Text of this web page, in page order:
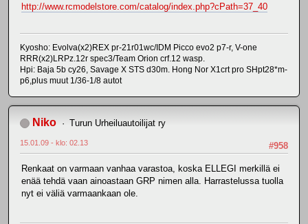
http://www.rcmodelstore.com/catalog/index.php?cPath=37_40
Kyosho: Evolva(x2)REX pr-21r01wc/IDM Picco evo2 p7-r, V-one
RRR(x2)LRPz.12r spec3/Team Orion crf.12 wasp.
Hpi: Baja 5b cy26, Savage X STS d30m. Hong Nor X1crt pro SHpt28*m-
p6,plus muut 1/36-1/8 autot
Niko Turun Urheiluautoilijat ry
#958
15.01.09 - klo: 02.13
Renkaat on varmaan vanhaa varastoa, koska ELLEGI merkillä ei
enää tehdä vaan ainoastaan GRP nimen alla. Harrastelussa tuolla
nyt ei väliä varmaankaan ole.